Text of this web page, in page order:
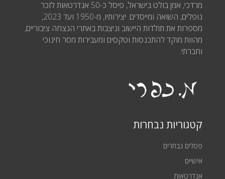
מרדכי, אמן בולט בישראל, פיסל כ-50 אנדרטאות לזכר
נופלים, השואה ומייסדים. יצירותיו, מ-1950 ועד 2023,
מספרות את תולדות היישוב וניצבות באתרי הנצחה ציבוריים,
מהוות מוקד להתכנסות וטקסים ומעבירות מסר חינוכי
וחברתי.
קטגוריות נבחרות
פסלים נבחרים
אישיים
אנדרטאות